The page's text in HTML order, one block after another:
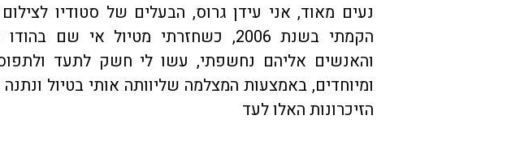
נעים מאוד, אני עידן גרוס, הבעלים של סטודיו
הקמתי בשנת 2006, כשחזרתי מטיול אי
והאנשים אליהם נחשפתי, עשו לי חשק לתעד
ומיוחדים, באמצעות המצלמה שליוותה אותי בטיול
הזיכרונות האלו לעד